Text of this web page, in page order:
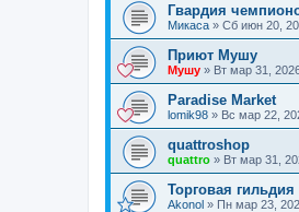
Гвардия
Микаса » Сб июн 20,
Приют Мушу
Мушу » Вт мар 31,
Paradise Market
lomik98 » Вс мар 22,
quattroshop
quattro » Вт мар 31,
Торговая
Akonol » Пн мар 23,